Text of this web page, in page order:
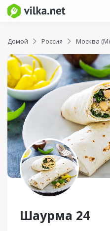
Домой Россия Москва
Шаурма 24